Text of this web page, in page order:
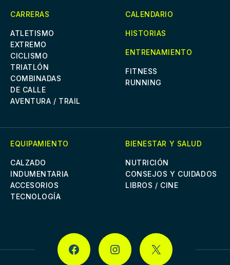
CARRERAS
ATLETISMO
EXTREMO
CICLISMO
TRIATLÓN
COMBINADAS
DE CALLE
AVENTURA / TRAIL
CALENDARIO
HISTORIAS
ENTRENAMIENTO
FITNESS
RUNNING
EQUIPAMIENTO
CALZADO
INDUMENTARIA
ACCESORIOS
TECNOLOGÍA
BIENESTAR Y SALUD
NUTRICIÓN
CONSEJOS Y CUIDADOS
LIBROS / CINE
FACEBOOK INSTAGRAMX